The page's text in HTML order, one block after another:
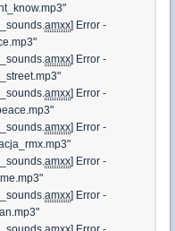
amxx] Error -
amxx] Error -
amxx] Error -
amxx] Error -
amxx] Error -
amxx] Error -